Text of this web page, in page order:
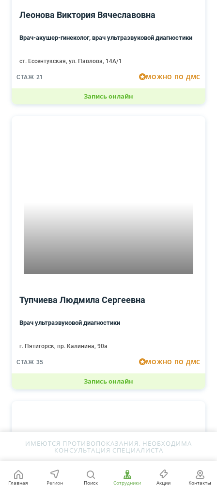
Леонова Виктория Вячеславовна
Врач-акушер-гинеколог, врач ультразвуковой диагностики
ст. Ессентукская, ул. Павлова, 14А/1
СТАЖ 21 МОЖНО ПО ДМС
Запись онлайн
Тупчиева Людмила Сергеевна
Врач ультразвуковой диагностики
г. Пятигорск, пр. Калинина, 90а
СТАЖ 35 МОЖНО ПО ДМС
Запись онлайн
ИМЕЮТСЯ ПРОТИВОПОКАЗАНИЯ. НЕОБХОДИМА
КОНСУЛЬТАЦИЯ СПЕЦИАЛИСТА
Главная Регион Поиск Сотрудники Акции Контакты